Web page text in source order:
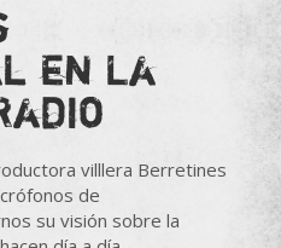
en La
villlera Berretines
de
su visión sobre la